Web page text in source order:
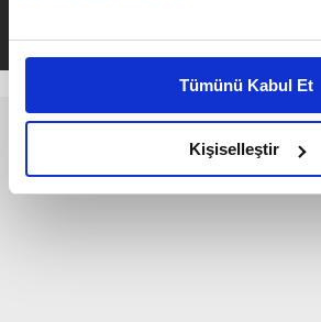
Bu çerezlere izin vermeniz halinde
daha iyi reklam deneyimi yaşatabiliriz.
amacımızın size daha iyi bir reklam
olduğunu ve sizlere en iyi içerikleri
elimizden gelen çabayı gösterdiğimizi
reklamların maliyetlerimizi karşılamak
Tümünü Kabul Et
Kişiselleştir